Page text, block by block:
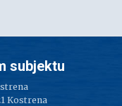
subjektu
Kostrena